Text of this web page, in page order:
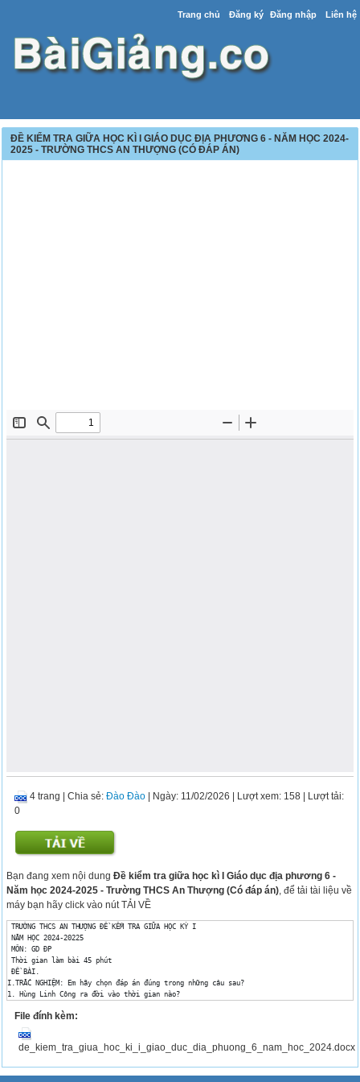
Trang chủ Đăng ký Đăng nhập Liên hệ
ĐỀ KIỂM TRA GIỮA HỌC KÌ I GIÁO DỤC ĐỊA PHƯƠNG 6 - NĂM HỌC 2024-
2025 - TRƯỜNG THCS AN THƯỢNG (CÓ ĐÁP ÁN)
4 trang |Chia sẻ:Đào Đào | Ngày: 11/02/2026 | Lượt xem: 158 | Lượt tải:
0
Bạn đang xem nội dungĐề kiểm tra giữa học kì I Giáo dục địa phương 6 -
Năm học 2024-2025 - Trường THCS An Thượng (Có đáp án) , để tải tài liệu về
máy bạn hãy click vào nút TẢI VỀ
TRƯỜNG THCS AN THƯỢNG ĐỀ KỂM TRA GIỮA HỌC KỲ I
NĂM HỌC 2024-20225
MÔN: GD ĐP
Thời gian làm bài 45 phút
ĐỀ BÀI.
I.TRẮC NGHIỆM: Em hãy chọn đáp án đúng trong những câu sau?
1. Hùng Linh Công ra đời vào thời gian nào?
C. Hùng Vương thứ 7. D. Hùng Vương thứ 8.
2.Những chiến công của Hùng Linh Công?
A. Diệt hổ dữ. B. Giết giặc Ân.
C. Giết giặc Man di. D. Diệt hổ dữ và giết giặc Ân.
File đính kèm:
de_kiem_tra_giua_hoc_ki_i_giao_duc_dia_phuong_6_nam_hoc_2024.docx